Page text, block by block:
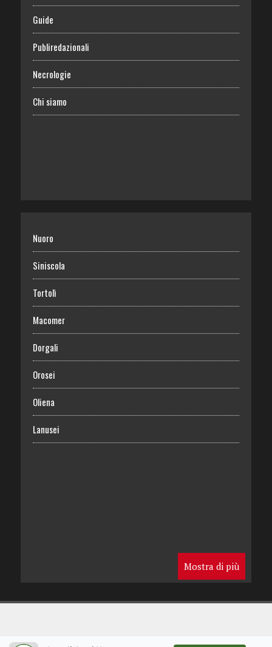
Guide
Publiredazionali
Necrologie
Chi siamo
Nuoro
Siniscola
Tortolì
Macomer
Dorgali
Orosei
Oliena
Lanusei
Mostra di più